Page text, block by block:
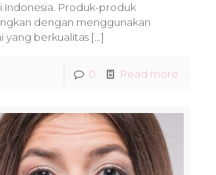
Indonesia. Produk-produk
dengan menggunakan
yang berkualitas […]
0 Read more